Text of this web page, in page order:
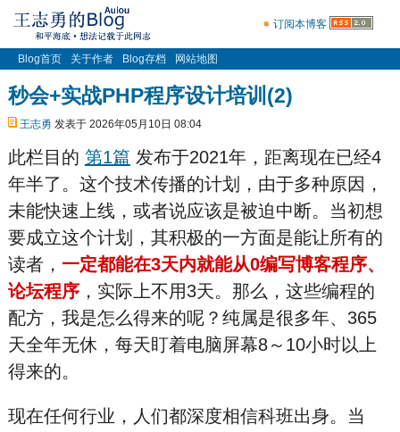
订阅本博客
Blog首页 关于作者 Blog存档 网站地图
秒会+实战PHP程序设计培训(2)
王志勇 发表于 2026年05月10日 08:04
此栏目的 第1篇 发布于2021年，距离现在已经4
年半了。这个技术传播的计划，由于多种原因，
未能快速上线，或者说应该是被迫中断。当初想
要成立这个计划，其积极的一方面是能让所有的
读者， 一定都能在3天内就能从0编写博客程序、
论坛程序，实际上不用3天。那么，这些编程的
配方，我是怎么得来的呢？纯属是很多年、365
天全年无休，每天盯着电脑屏幕8～10小时以上
得来的。
现在任何行业，人们都深度相信科班出身。当